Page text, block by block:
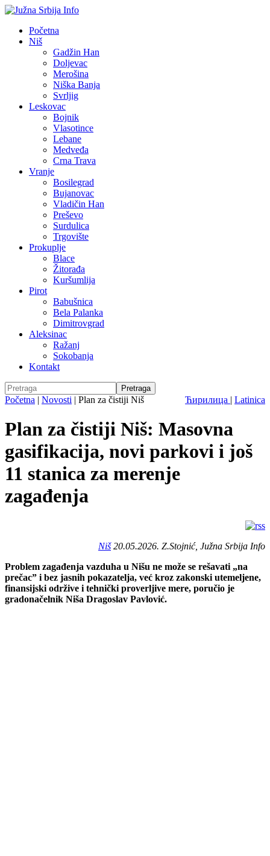
Početna
Niš
Gadžin Han
Doljevac
Merošina
Niška Banja
Svrljig
Leskovac
Bojnik
Vlasotince
Lebane
Medveđa
Crna Trava
Vranje
Bosilegrad
Bujanovac
Vladičin Han
Preševo
Surdulica
Trgovište
Prokuplje
Blace
Žitorađa
Kuršumlija
Pirot
Babušnica
Bela Palanka
Dimitrovgrad
Aleksinac
Ražanj
Sokobanja
Kontakt
Ћирилица | Latinica
Početna | Novosti | Plan za čistiji Niš
Plan za čistiji Niš: Masovna
gasifikacija, novi parkovi i još
11 stanica za merenje
zagađenja
Niš20.05.2026. Z.Stojnić, Južna Srbija Info
Problem zagađenja vazduha u Nišu ne može se rešavati „na
prečac” i bez jasnih pokazatelja, već kroz zakonski utemeljene,
finansijski održive i tehnički proverljive mere, poručio je
gradonačelnik Niša Dragoslav Pavlović.